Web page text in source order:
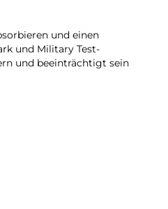
und einen
und Military Test-
und beeinträchtigt sein